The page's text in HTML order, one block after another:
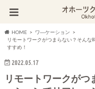
HOME
ワ―ケーション
リモートワークがつまらない？そん
すすめ！
2022.05.17
リモートワークが